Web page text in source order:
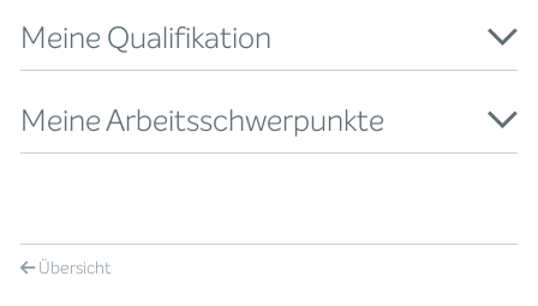
Meine Qualifikation
Meine Arbeitsschwerpunkte
Übersicht